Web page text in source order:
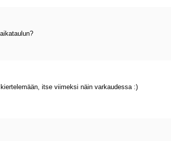
itse viimeksi näin varkaudessa :)